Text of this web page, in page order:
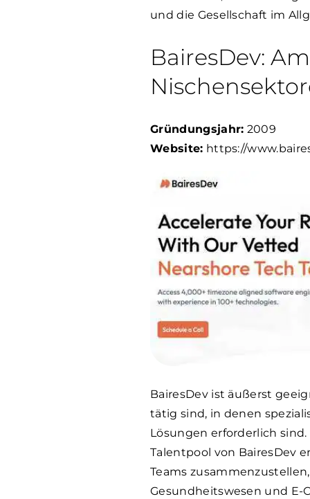
und die Gesellschaft im
BairesDev:
Gründungsjahr: 2009
Website: https://
BairesDev ist äußerst
tätig sind, in denen
Lösungen erforderlich
Talentpool von BairesDev
Teams
Gesundheitswesen und